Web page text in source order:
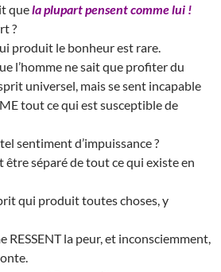
quela plupart pensent comme lui !
?
produit le bonheur est rare.
l’homme ne sait que profiter du
universel, mais se sent incapable
tout ce qui est susceptible de
sentiment d’impuissance ?
être séparé de tout ce qui existe en
qui produit toutes choses, y
RESSENT la peur, et inconsciemment,